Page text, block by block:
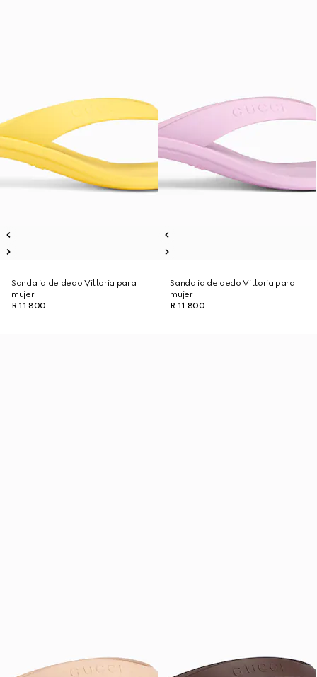
Sandalia de dedo Vittoria para
mujer
R 11 800
Sandalia de dedo Vittoria para
mujer
R 11 800